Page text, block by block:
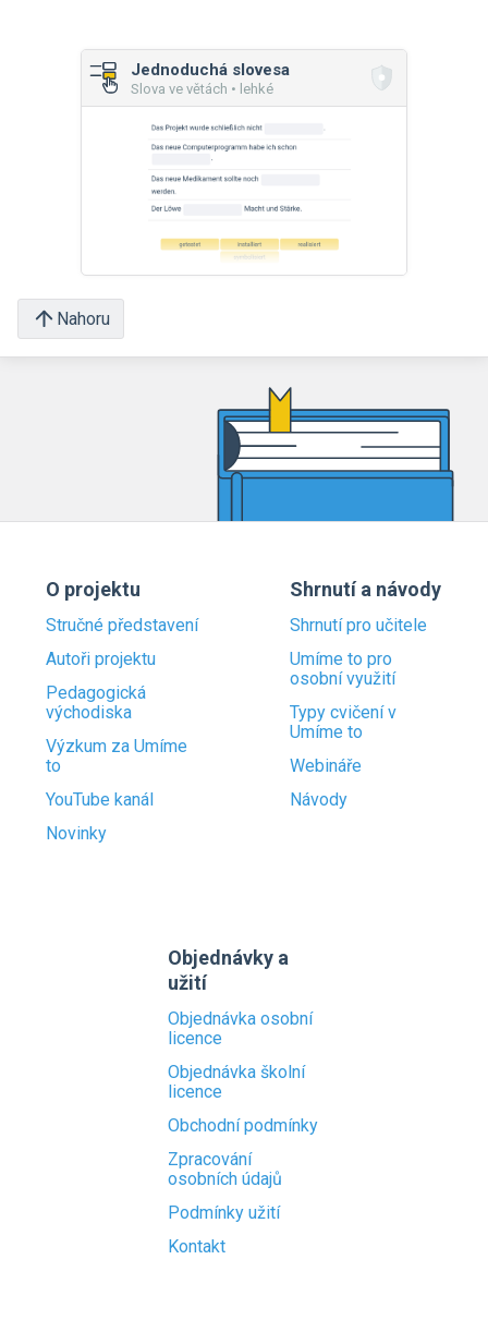
Jednoduchá slovesa
Slova ve větách • lehké
Nahoru
O projektu
Stručné představení
Autoři projektu
Pedagogická
východiska
Výzkum za Umíme
to
YouTube kanál
Novinky
Shrnutí a návody
Shrnutí pro učitele
Umíme to pro
osobní využití
Typy cvičení v
Umíme to
Webináře
Návody
Objednávky a
užití
Objednávka osobní
licence
Objednávka školní
licence
Obchodní podmínky
Zpracování
osobních údajů
Podmínky užití
Kontakt